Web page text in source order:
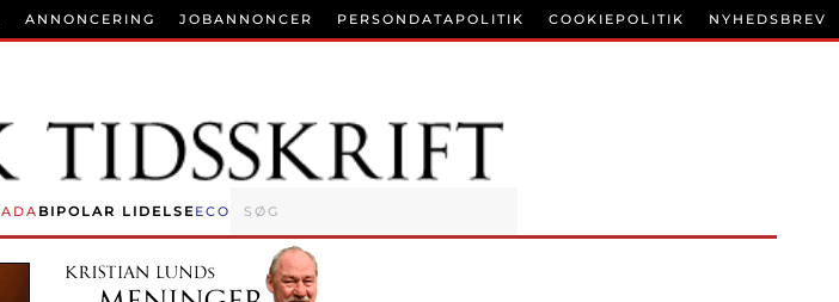
ADA BIPOLAR LIDELSE ECO
ANNONCERING JOBANNONCER PERSONDATAPOLITIK COOKIEPOLITIK NYHEDSBREV